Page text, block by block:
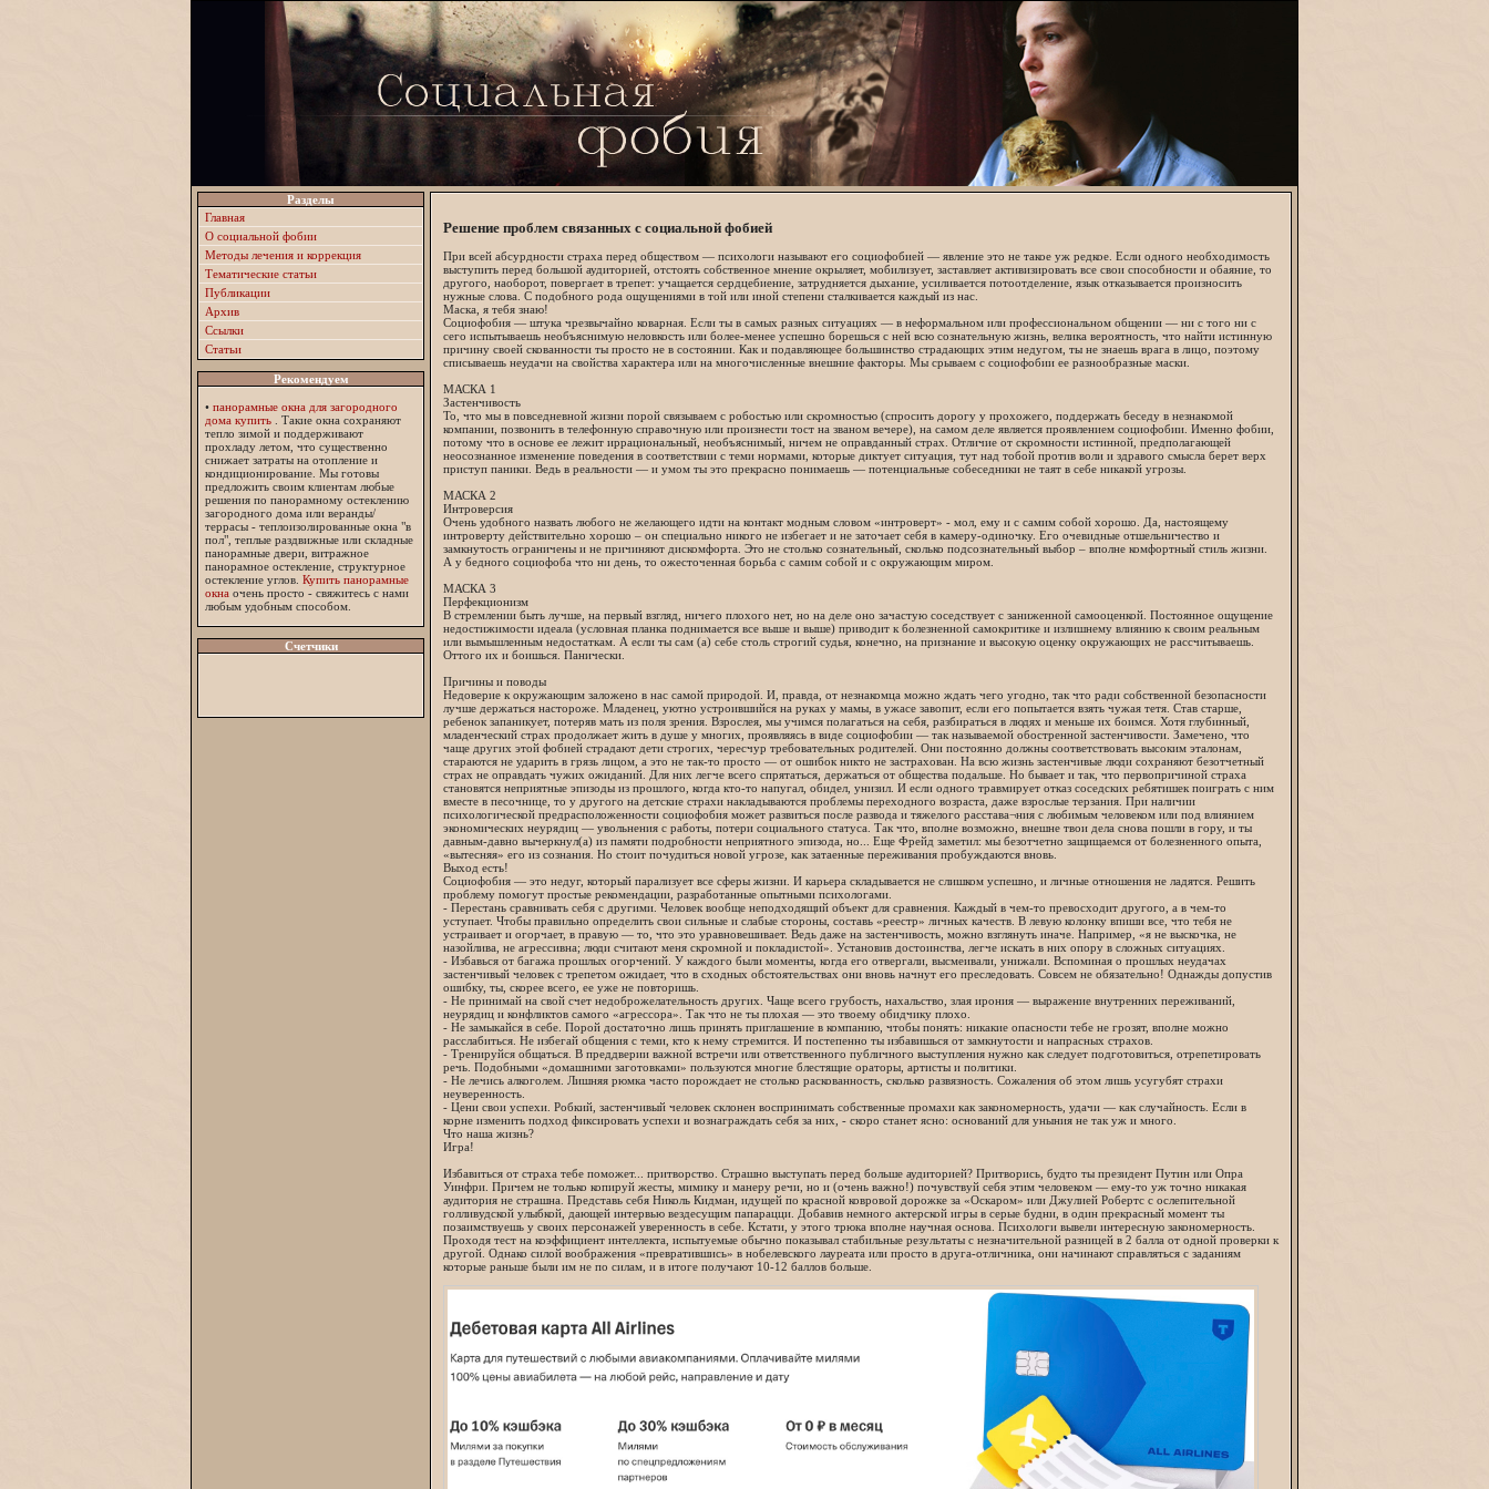
Разделы
Главная
О социальной фобии
Методы лечения и коррекция
Тематические статьи
Публикации
Архив
Ссылки
Статьи
Рекомендуем
• панорамные окна для загородного
дома купить . Такие окна сохраняют
тепло зимой и поддерживают
прохладу летом, что существенно
снижает затраты на отопление и
кондиционирование. Мы готовы
предложить своим клиентам любые
решения по панорамному остеклению
загородного дома или веранды/
террасы - теплоизолированные окна "в
пол", теплые раздвижные или складные
панорамные двери, витражное
панорамное остекление, структурное
остекление углов. Купить панорамные
окна очень просто - свяжитесь с нами
любым удобным способом.
Счетчики
Решение проблем связанных с социальной фобией
При всей абсурдности страха перед обществом — психологи называют его социофобией — явление это не такое уж редкое. Если одного необходимость
выступить перед большой аудиторией, отстоять собственное мнение окрыляет, мобилизует, заставляет активизировать все свои способности и обаяние, то
другого, наоборот, повергает в трепет: учащается сердцебиение, затрудняется дыхание, усиливается потоотделение, язык отказывается произносить
нужные слова. С подобного рода ощущениями в той или иной степени сталкивается каждый из нас.
Маска, я тебя знаю!
Социофобия — штука чрезвычайно коварная. Если ты в самых разных ситуациях — в неформальном или профессиональном общении — ни с того ни с
сего испытываешь необъяснимую неловкость или более-менее успешно борешься с ней всю сознательную жизнь, велика вероятность, что найти истинную
причину своей скованности ты просто не в состоянии. Как и подавляющее большинство страдающих этим недугом, ты не знаешь врага в лицо, поэтому
списываешь неудачи на свойства характера или на многочисленные внешние факторы. Мы срываем с социофобии ее разнообразные маски.
МАСКА 1
Застенчивость
То, что мы в повседневной жизни порой связываем с робостью или скромностью (спросить дорогу у прохожего, поддержать беседу в незнакомой
компании, позвонить в телефонную справочную или произнести тост на званом вечере), на самом деле является проявлением социофобии. Именно фобии,
потому что в основе ее лежит иррациональный, необъяснимый, ничем не оправданный страх. Отличие от скромности истинной, предполагающей
неосознанное изменение поведения в соответствии с теми нормами, которые диктует ситуация, тут над тобой против воли и здравого смысла берет верх
приступ паники. Ведь в реальности — и умом ты это прекрасно понимаешь — потенциальные собеседники не таят в себе никакой угрозы.
МАСКА 2
Интроверсия
Очень удобного назвать любого не желающего идти на контакт модным словом «интроверт» - мол, ему и с самим собой хорошо. Да, настоящему
интроверту действительно хорошо – он специально никого не избегает и не заточает себя в камеру-одиночку. Его очевидные отшельничество и
замкнутость ограничены и не причиняют дискомфорта. Это не столько сознательный, сколько подсознательный выбор – вполне комфортный стиль жизни.
А у бедного социофоба что ни день, то ожесточенная борьба с самим собой и с окружающим миром.
МАСКА 3
Перфекционизм
В стремлении быть лучше, на первый взгляд, ничего плохого нет, но на деле оно зачастую соседствует с заниженной самооценкой. Постоянное ощущение
недостижимости идеала (условная планка поднимается все выше и выше) приводит к болезненной самокритике и излишнему влиянию к своим реальным
или вымышленным недостаткам. А если ты сам (а) себе столь строгий судья, конечно, на признание и высокую оценку окружающих не рассчитываешь.
Оттого их и боишься. Панически.
Причины и поводы
Недоверие к окружающим заложено в нас самой природой. И, правда, от незнакомца можно ждать чего угодно, так что ради собственной безопасности
лучше держаться настороже. Младенец, уютно устроившийся на руках у мамы, в ужасе завопит, если его попытается взять чужая тетя. Став старше,
ребенок запаникует, потеряв мать из поля зрения. Взрослея, мы учимся полагаться на себя, разбираться в людях и меньше их боимся. Хотя глубинный,
младенческий страх продолжает жить в душе у многих, проявляясь в виде социофобии — так называемой обостренной застенчивости. Замечено, что
чаще других этой фобией страдают дети строгих, чересчур требовательных родителей. Они постоянно должны соответствовать высоким эталонам,
стараются не ударить в грязь лицом, а это не так-то просто — от ошибок никто не застрахован. На всю жизнь застенчивые люди сохраняют безотчетный
страх не оправдать чужих ожиданий. Для них легче всего спрятаться, держаться от общества подальше. Но бывает и так, что первопричиной страха
становятся неприятные эпизоды из прошлого, когда кто-то напугал, обидел, унизил. И если одного травмирует отказ соседских ребятишек поиграть с ним
вместе в песочнице, то у другого на детские страхи накладываются проблемы переходного возраста, даже взрослые терзания. При наличии
психологической предрасположенности социофобия может развиться после развода и тяжелого расстава¬ния с любимым человеком или под влиянием
экономических неурядиц — увольнения с работы, потери социального статуса. Так что, вполне возможно, внешне твои дела снова пошли в гору, и ты
давным-давно вычеркнул(а) из памяти подробности неприятного эпизода, но... Еще Фрейд заметил: мы безотчетно защищаемся от болезненного опыта,
«вытесняя» его из сознания. Но стоит почудиться новой угрозе, как затаенные переживания пробуждаются вновь.
Выход есть!
Социофобия — это недуг, который парализует все сферы жизни. И карьера складывается не слишком успешно, и личные отношения не ладятся. Решить
проблему помогут простые рекомендации, разработанные опытными психологами.
- Перестань сравнивать себя с другими. Человек вообще неподходящий объект для сравнения. Каждый в чем-то превосходит другого, а в чем-то
уступает. Чтобы правильно определить свои сильные и слабые стороны, составь «реестр» личных качеств. В левую колонку впиши все, что тебя не
устраивает и огорчает, в правую — то, что это уравновешивает. Ведь даже на застенчивость, можно взглянуть иначе. Например, «я не выскочка, не
назойлива, не агрессивна; люди считают меня скромной и покладистой». Установив достоинства, легче искать в них опору в сложных ситуациях.
- Избавься от багажа прошлых огорчений. У каждого были моменты, когда его отвергали, высмеивали, унижали. Вспоминая о прошлых неудачах
застенчивый человек с трепетом ожидает, что в сходных обстоятельствах они вновь начнут его преследовать. Совсем не обязательно! Однажды допустив
ошибку, ты, скорее всего, ее уже не повторишь.
- Не принимай на свой счет недоброжелательность других. Чаще всего грубость, нахальство, злая ирония — выражение внутренних переживаний,
неурядиц и конфликтов самого «агрессора». Так что не ты плохая — это твоему обидчику плохо.
- Не замыкайся в себе. Порой достаточно лишь принять приглашение в компанию, чтобы понять: никакие опасности тебе не грозят, вполне можно
расслабиться. Не избегай общения с теми, кто к нему стремится. И постепенно ты избавишься от замкнутости и напрасных страхов.
- Тренируйся общаться. В преддверии важной встречи или ответственного публичного выступления нужно как следует подготовиться, отрепетировать
речь. Подобными «домашними заготовками» пользуются многие блестящие ораторы, артисты и политики.
- Не лечись алкоголем. Лишняя рюмка часто порождает не столько раскованность, сколько развязность. Сожаления об этом лишь усугубят страхи
неуверенность.
- Цени свои успехи. Робкий, застенчивый человек склонен воспринимать собственные промахи как закономерность, удачи — как случайность. Если в
корне изменить подход фиксировать успехи и вознаграждать себя за них, - скоро станет ясно: оснований для уныния не так уж и много.
Что наша жизнь?
Игра!
Избавиться от страха тебе поможет... притворство. Страшно выступать перед больше аудиторией? Притворись, будто ты президент Путин или Опра
Уинфри. Причем не только копируй жесты, мимику и манеру речи, но и (очень важно!) почувствуй себя этим человеком — ему-то уж точно никакая
аудитория не страшна. Представь себя Николь Кидман, идущей по красной ковровой дорожке за «Оскаром» или Джулией Робертс с ослепительной
голливудской улыбкой, дающей интервью вездесущим папарацци. Добавив немного актерской игры в серые будни, в один прекрасный момент ты
позаимствуешь у своих персонажей уверенность в себе. Кстати, у этого трюка вполне научная основа. Психологи вывели интересную закономерность.
Проходя тест на коэффициент интеллекта, испытуемые обычно показывал стабильные результаты с незначительной разницей в 2 балла от одной проверки к
другой. Однако силой воображения «превратившись» в нобелевского лауреата или просто в друга-отличника, они начинают справляться с заданиям
которые раньше были им не по силам, и в итоге получают 10-12 баллов больше.